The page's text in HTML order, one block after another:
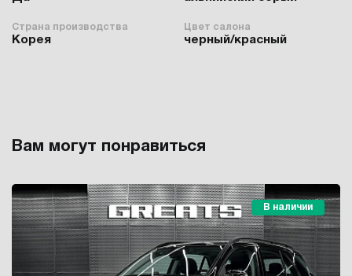
Страна производства
Корея
Цвет салона
черный/красный
Вам могут понравиться
В наличии